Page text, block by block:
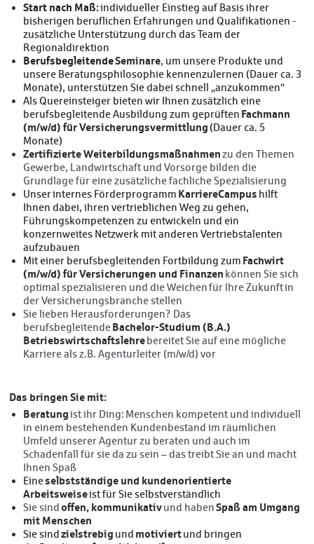
Start nach Maß:individueller Einstieg auf Basis ihrer
bisherigen beruflichen Erfahrungen und Qualifikationen -
zusätzliche Unterstützung durch das Team der
Regionaldirektion
BerufsbegleitendeSeminare, um unsere Produkte und
unsere Beratungsphilosophie kennenzulernen (Dauer ca. 3
Monate), unterstützen Sie dabei schnell „anzukommen“
Als Quereinsteiger bieten wir Ihnen zusätzlich eine
berufsbegleitende Ausbildung zum geprüften Fachmann
(m/w/d) für Versicherungsvermittlung (Dauer ca. 5
Monate)
Zertifizierte Weiterbildungsmaßnahmenzu den Themen
Gewerbe, Landwirtschaft und Vorsorge bilden die
Grundlage für eine zusätzliche fachliche Spezialisierung
Unser internes Förderprogramm KarriereCampus hilft
Ihnen dabei, ihren vertrieblichen Weg zu gehen,
Führungskompetenzen zu entwickeln und ein
konzernweites Netzwerk mit anderen Vertriebstalenten
aufzubauen
Mit einer berufsbegleitenden Fortbildung zum Fachwirt
(m/w/d) für Versicherungen und Finanzen können Sie sich
optimal spezialisieren und die Weichen für Ihre Zukunft in
der Versicherungsbranche stellen
Sie lieben Herausforderungen? Das
berufsbegleitendeBachelor-Studium (B.A.)
Betriebswirtschaftslehrebereitet Sie auf eine mögliche
Karriere als z.B. Agenturleiter (m/w/d) vor
Das bringen Sie mit:
Beratungist ihr Ding: Menschen kompetent und individuell
in einem bestehenden Kundenbestand im räumlichen
Umfeld unserer Agentur zu beraten und auch im
Schadenfall für sie da zu sein – das treibt Sie an und macht
Ihnen Spaß
Eineselbstständige und kundenorientierte
Arbeitsweiseist für Sie selbstverständlich
Sie sindoffen, kommunikativund habenSpaß am Umgang
mit Menschen
Sie sindzielstrebig und motiviertund bringen